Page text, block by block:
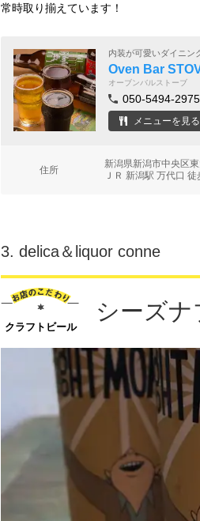
常時取り揃えています！
内装が可愛いダイニン
Oven Bar
オーブンバルストーブ
050-5494-2975
メニューを見る
住所
新潟県新潟市中央区
ＪＲ 新潟駅 万代口 徒
3. delica＆liquor conne
クラフトビール
シーズ